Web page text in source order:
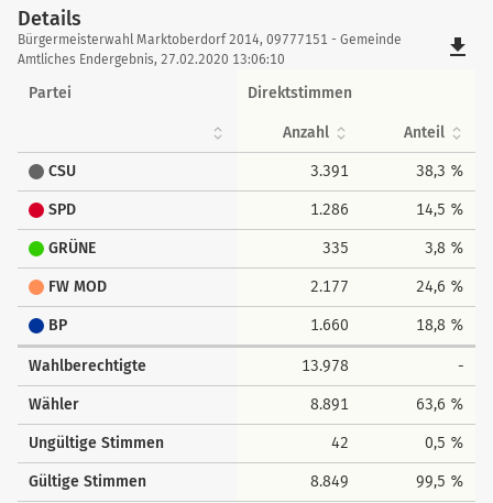
Details
Details
Bürgermeisterwahl Marktoberdorf 2014, 09777151 - Gemeinde
Amtliches Endergebnis, 27.02.2020 13:06:10
file_download
Partei Direktstimmen
Anzahl Anteil
CSU 3.391 38,3 %
SPD 1.286 14,5 %
GRÜNE 335 3,8 %
FW MOD 2.177 24,6 %
BP 1.660 18,8 %
Wahlberechtigte 13.978 -
Wähler 8.891 63,6 %
Ungültige Stimmen 42 0,5 %
Gültige Stimmen 8.849 99,5 %